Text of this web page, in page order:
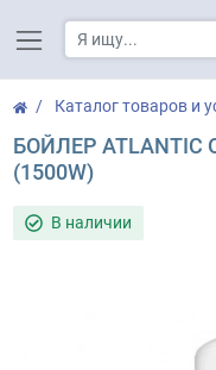
Каталог товаров и
БОЙЛЕР ATLANTIC
(1500W)
В наличии